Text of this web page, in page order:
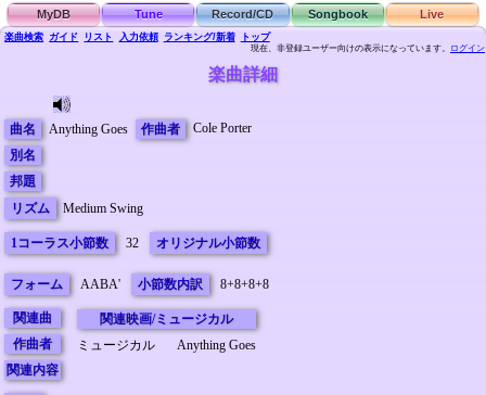
MyDB Tune Record/CD Songbook Live
楽曲検索 ガイド リスト 入力依頼 ランキング/新着 トップ
現在、非登録ユーザー向けの表示になっています。 ログイン
楽曲詳細
曲名
Anything Goes
別名
邦題
作曲者 Cole Porter
リズム Medium Swing
1コーラス小節数 32 オリジナル小節数
フォーム AABA' 小節数内訳 8+8+8+8
関連曲
作曲者
関連内容
関連映画/ミュージカル
ミュージカル
Anything Goes